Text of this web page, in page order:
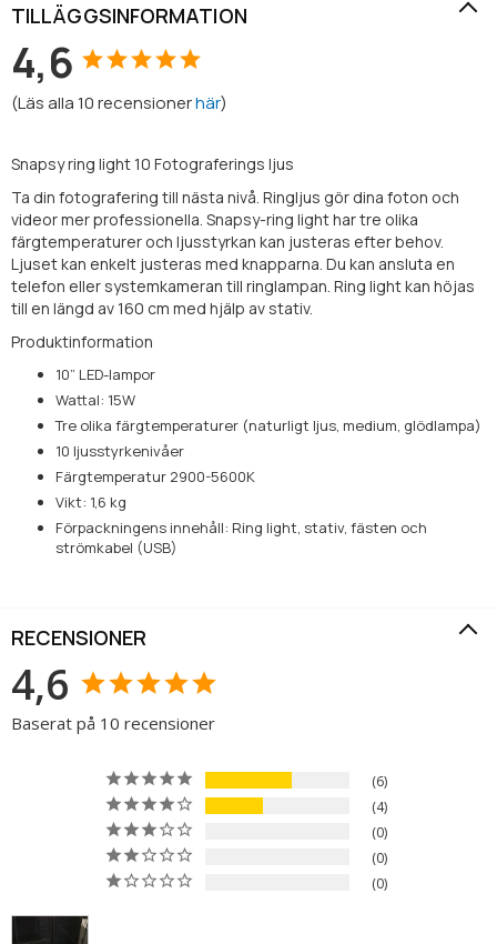
TILLÄGGSINFORMATION
4,6
(Läs alla10recensionerhär)
Snapsy ring light 10 Fotograferings ljus
Ta din fotografering till nästa nivå. Ringljus gör dina foton och
videor mer professionella. Snapsy-ring light har tre olika
färgtemperaturer och ljusstyrkan kan justeras efter behov.
Ljuset kan enkelt justeras med knapparna. Du kan ansluta en
telefon eller systemkameran till ringlampan. Ring light kan höjas
till en längd av 160 cm med hjälp av stativ.
Produktinformation
10” LED-lampor
Wattal: 15W
Tre olika färgtemperaturer (naturligt ljus, medium, glödlampa)
10 ljusstyrkenivåer
Färgtemperatur 2900-5600K
Vikt: 1,6 kg
Förpackningens innehåll: Ring light, stativ, fästen och
strömkabel (USB)
RECENSIONER
4,6
Baserat på 10 recensioner
6
4
0
0
0